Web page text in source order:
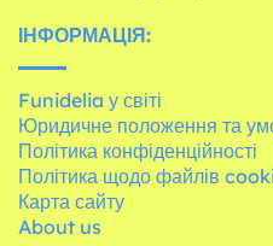
ІНФОРМАЦІЯ:
Funidelia у світі
Юридичне положення та
Політика конфіденційності
Політика щодо файлів
Карта сайту
About us